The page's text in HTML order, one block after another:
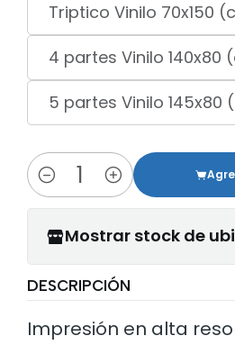
Triptico Vinilo 70x150
4 partes Vinilo 140x80
5 partes Vinilo 145x80
Cantidad
Mostrar stock de
DESCRIPCIÓN
Impresión en alta